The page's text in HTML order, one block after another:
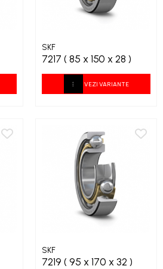
SKF
7217 ( 85 x 150 x 28 )
VEZI VARIANTE
SKF
7219 ( 95 x 170 x 32 )